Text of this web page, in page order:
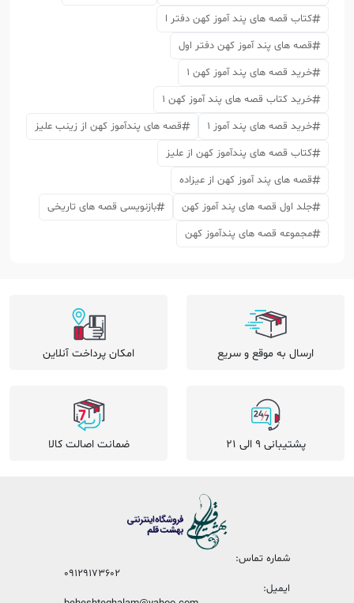
کتاب قصه های پند آموز کهن دفتر ا
قصه های پند آموز کهن دفتر اول
خرید قصه های پند آموز کهن 1
خرید کتاب قصه های پند آموز کهن 1
خرید قصه های پند آموز 1
قصه های پندآموز کهن از زینب علیز
کتاب قصه های پندآموز کهن از علیز
قصه های پند آموز کهن از عیزاده
جلد اول قصه های پند آموز کهن
بازنویسی قصه های تاریخی
مجموعه قصه های پندآموز کهن
ارسال به موقع و سریع امکان پرداخت آنلاین
پشتیبانی 9 الی 21 ضمانت اصالت کالا
شماره تماس:
09129173602
ایمیل: